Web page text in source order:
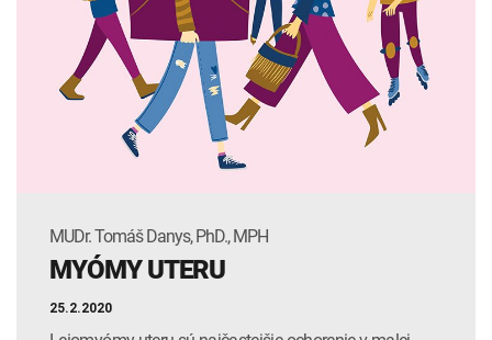
Výsledky vyšetrení Kortizol Odberová príručka
INTOLERANCIA POTRAVÍN Lymská borelióza
Human papillomavirus (HPV)
MUDr. Tomáš Danys, PhD., MPH
MYÓMY UTERU
25.2.2020